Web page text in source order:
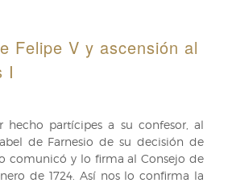
Felipe V y ascensión al
I
hecho partícipes a su confesor, al
de Farnesio de su decisión de
comunicó y lo firma al Consejo de
de 1724. Así nos lo confirma la